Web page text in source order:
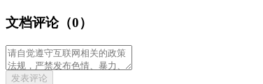
文档评论（0）
发表评论